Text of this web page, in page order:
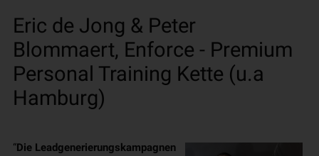
Eric de Jong & Peter
Blommaert, Enforce - Premium
Personal Training Kette (u.a
Hamburg)
“Die Leadgenerierungskampagnen